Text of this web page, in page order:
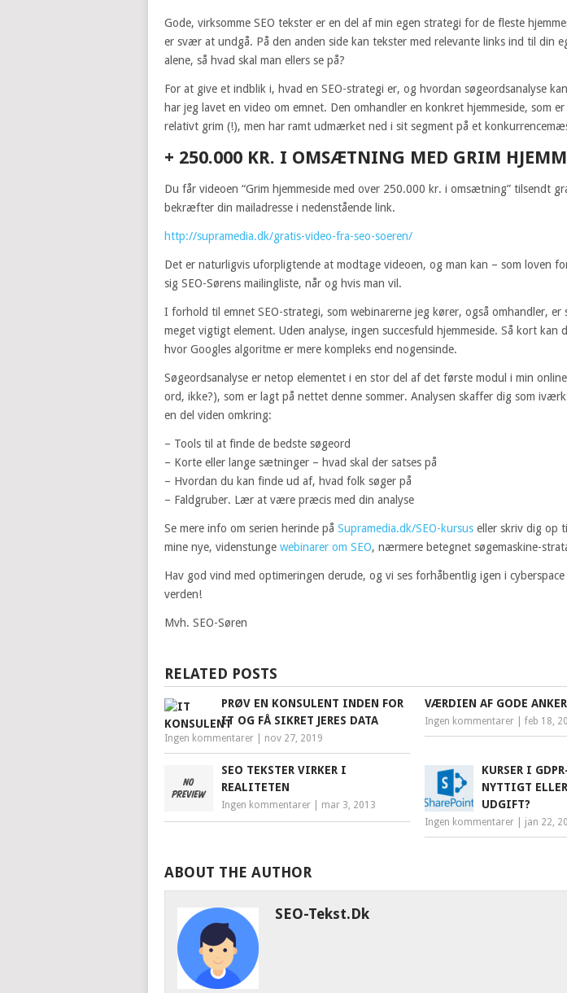
Gode, virksomme SEO tekster er en del af min egen strategi for de fleste
er svær at undgå. På den anden side kan tekster med relevante links ind til din
alene, så hvad skal man ellers se på?
For at give et indblik i, hvad en SEO-strategi er, og hvordan søgeordsanalyse
har jeg lavet en video om emnet. Den omhandler en konkret hjemmeside, som
relativt grim (!), men har ramt udmærket ned i sit segment på et
+ 250.000 KR. I OMSÆTNING MED GRIM
Du får videoen “Grim hjemmeside med over 250.000 kr. i omsætning” tilsendt
bekræfter din mailadresse i nedenstående link.
http://supramedia.dk/gratis-video-fra-seo-soeren/
Det er naturligvis uforpligtende at modtage videoen, og man kan – som loven
sig SEO-Sørens mailingliste, når og hvis man vil.
I forhold til emnet SEO-strategi, som webinarerne jeg kører, også omhandler, er
meget vigtigt element. Uden analyse, ingen succesfuld hjemmeside. Så kort kan
hvor Googles algoritme er mere kompleks end nogensinde.
Søgeordsanalyse er netop elementet i en stor del af det første modul i min
ord, ikke?), som er lagt på nettet denne sommer. Analysen skaffer dig som
en del viden omkring:
– Tools til at finde de bedste søgeord
– Korte eller lange sætninger – hvad skal der satses på
– Hvordan du kan finde ud af, hvad folk søger på
– Faldgruber. Lær at være præcis med din analyse
Se mere info om serien herinde på Supramedia.dk/SEO-kursus eller skriv dig op
mine nye, videnstunge webinarer om SEO, nærmere betegnet søgemaskine-
Hav god vind med optimeringen derude, og vi ses forhåbentlig igen i
verden!
Mvh. SEO-Søren
RELATED POSTS
PRØV EN KONSULENT INDEN FOR
IT OG FÅ SIKRET JERES DATA
Ingen kommentarer nov 27, 2019
VÆRDIEN AF GODE
Ingen kommentarer |feb 18,
SEO TEKSTER VIRKER I
REALITETEN
Ingen kommentarer mar 3, 2013
KURSER I
NYTTIGT
UDGIFT?
Ingen kommentarer jan 22,
ABOUT THE AUTHOR
SEO-Tekst.dk